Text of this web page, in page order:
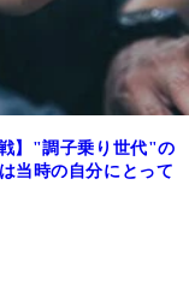
】"調子乗り世代"の
当時の自分にとって